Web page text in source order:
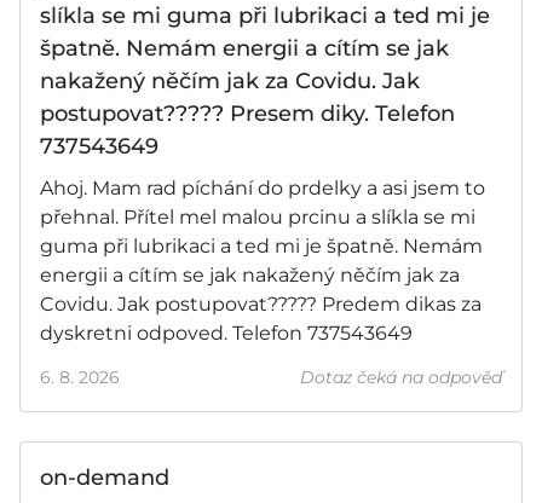
slíkla se mi guma při lubrikaci a ted mi je
špatně. Nemám energii a cítím se jak
nakažený něčím jak za Covidu. Jak
postupovat????? Presem diky. Telefon
737543649
Ahoj. Mam rad píchání do prdelky a asi jsem to
přehnal. Přítel mel malou prcinu a slíkla se mi
guma při lubrikaci a ted mi je špatně. Nemám
energii a cítím se jak nakažený něčím jak za
Covidu. Jak postupovat????? Predem dikas za
dyskretni odpoved. Telefon 737543649
6. 8. 2026 Dotaz čeká na odpověď
on-demand